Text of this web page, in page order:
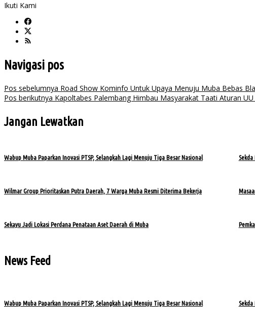
Ikuti Kami
Navigasi pos
Pos sebelumnya Road Show Kominfo Untuk Upaya Menuju Muba Bebas
Pos berikutnya Kapoltabes Palembang Himbau Masyarakat Taati Aturan
Jangan Lewatkan
Wabup Muba Paparkan Inovasi PTSP, Selangkah Lagi Menuju Tiga Besar Nasional
Wilmar Group Prioritaskan Putra Daerah, 7 Warga Muba Resmi Diterima Bekerja
Sekayu Jadi Lokasi Perdana Penataan Aset Daerah di Muba
News Feed
Wabup Muba Paparkan Inovasi PTSP, Selangkah Lagi Menuju Tiga Besar Nasional